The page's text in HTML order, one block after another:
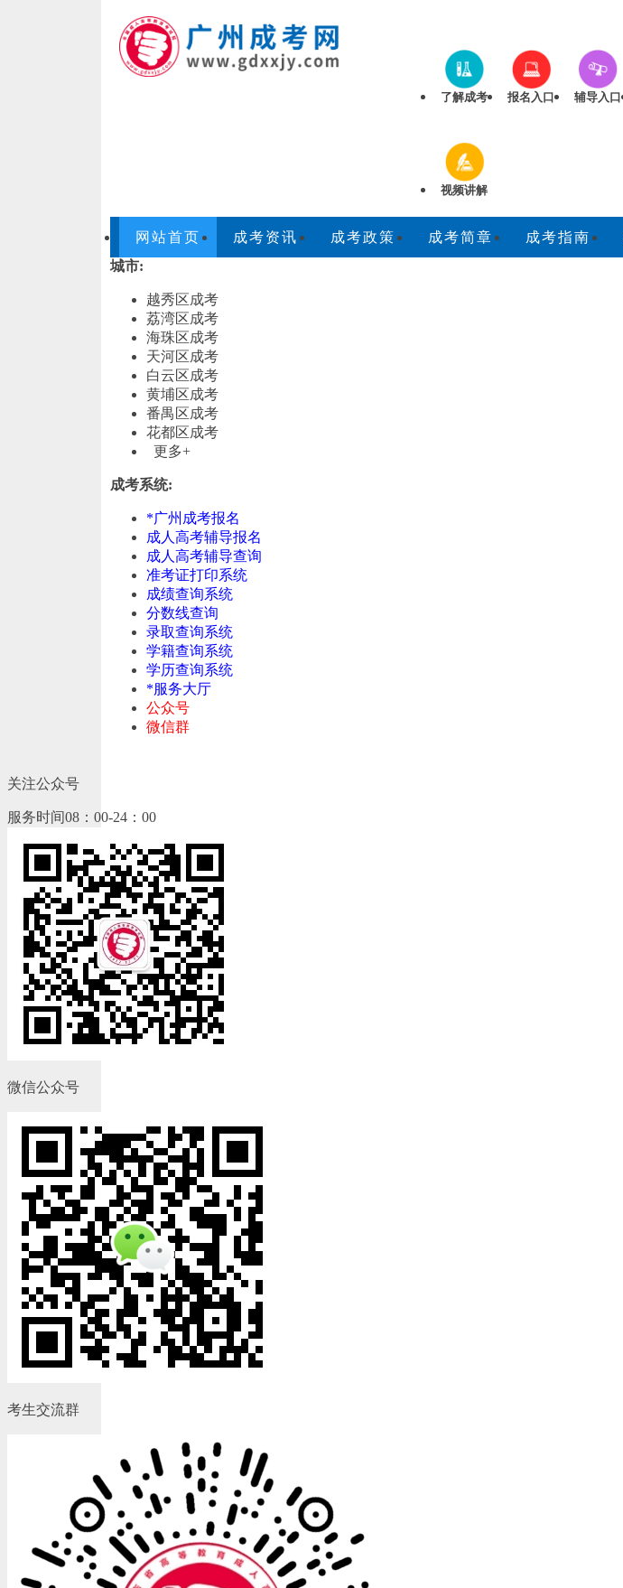
了解成考 报名入口 辅导入口
视频讲解
网站首页 成考资讯 成考政策 成考简章 成考指南
城市:
越秀区成考
荔湾区成考
海珠区成考
天河区成考
白云区成考
黄埔区成考
番禺区成考
花都区成考
更多+
成考系统:
*广州成考报名
成人高考辅导报名
成人高考辅导查询
准考证打印系统
成绩查询系统
分数线查询
录取查询系统
学籍查询系统
学历查询系统
*服务大厅
公众号
微信群
关注公众号
服务时间08：00-24：00
微信公众号
考生交流群